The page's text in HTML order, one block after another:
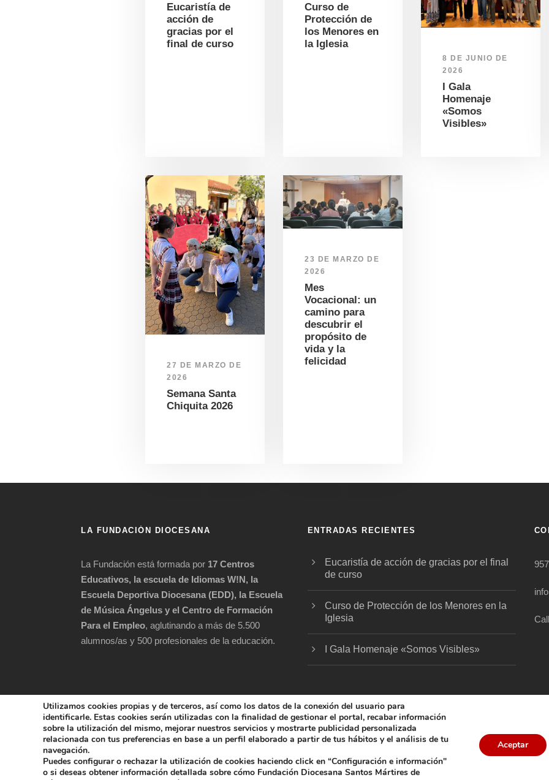
Eucaristía de
acción de
gracias por el
final de curso
Curso de
Protección de
los Menores en
la Iglesia
8 DE JUNIO DE
2026
I Gala
Homenaje
«Somos
Visibles»
27 DE MARZO DE
2026
Semana Santa
Chiquita 2026
23 DE MARZO DE
2026
Mes
Vocacional: un
camino para
descubrir el
propósito de
vida y la
felicidad
LA FUNDACIÓN DIOCESANA
La Fundación está formada por 17 Centros
Educativos, la escuela de Idiomas W!N, la
Escuela Deportiva Diocesana (EDD), la Escuela
de Música Ángelus y el Centro de Formación
Para el Empleo, aglutinando a más de 5.500
alumnos/as y 500 profesionales de la educación.
ENTRADAS RECIENTES
Eucaristía de acción de gracias por el final
de curso
Curso de Protección de los Menores en la
Iglesia
I Gala Homenaje «Somos Visibles»
COPYRIGHT 2025 FUNDACIÓN DIOCESANA SANTOS MÁRTIRES, ALL
POLÍTICA DE COOKIES AVISO LEGAL POLÍTICA DE PRIVACIDAD
Utilizamos cookies propias y de terceros, así como los datos de la conexión del usuario para
identificarle. Estas cookies serán utilizadas con la finalidad de gestionar el portal, recabar información
sobre la utilización del mismo, mejorar nuestros servicios y mostrarte publicidad personalizada
relacionada con tus preferencias en base a un perfil elaborado a partir de tus hábitos y el análisis de tu
navegación.
Puedes configurar o rechazar la utilización de cookies haciendo click en “Configuración e información"
o si deseas obtener información detallada sobre cómo Fundación Diocesana Santos Mártires de
Aceptar